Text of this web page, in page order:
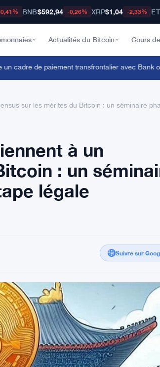
BNB$592,94 -0,26% XRP$1,04 -2,33%
Actualités du Bitcoin Cours
cadre de paiement transfrontalier avec Bank of
sur les mérites du Bitcoin : un séminaire
à un
: un
légale
Suivre sur